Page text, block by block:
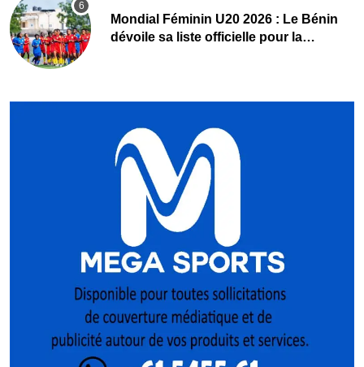
Mondial Féminin U20 2026 : Le Bénin
dévoile sa liste officielle pour la